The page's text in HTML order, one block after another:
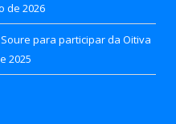
de 2026
para participar da Oitiva
2025